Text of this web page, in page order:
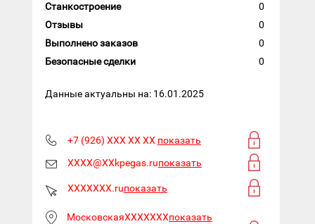
Станкостроение
0
Отзывы
0
Выполнено заказов
0
Безопасные сделки
0
Данные актуальны на: 16.01.2025
+7 (926) XXX XX XX показать
XXXX@XXkpegas.ruпоказать
XXXXXXX.ruпоказать
МосковскаяXXXXXXXпоказать